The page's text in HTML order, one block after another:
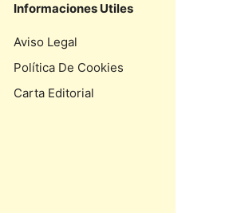
Informaciones Utiles
Aviso Legal
Política De Cookies
Carta Editorial